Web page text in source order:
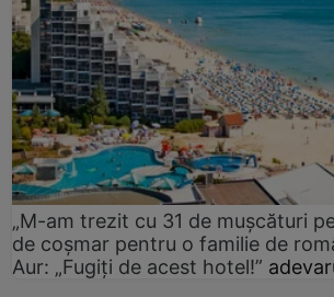
„M-am trezit cu 31 de mușcături
de coșmar pentru o familie de
Aur: „Fugiți de acest hotel!”